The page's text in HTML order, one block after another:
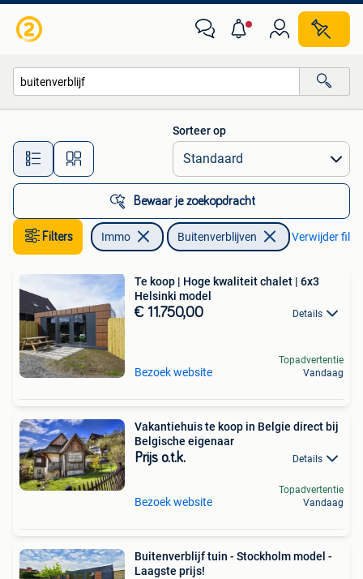
Alle afstanden…
Sorteer op
Bewaar je zoekopdracht
Filters Immo Buitenverblijven Verwijder
Te koop | Hoge kwaliteit chalet | 6x3
Helsinki model
€ 11.750,00 Details
Bezoek website
Topadvertentie
Vandaag
Vakantiehuis te koop in Belgie direct bij
Belgische eigenaar
Prijs o.t.k. Details
Bezoek website
Topadvertentie
Vandaag
Buitenverblijf tuin - Stockholm model -
Laagste prijs!